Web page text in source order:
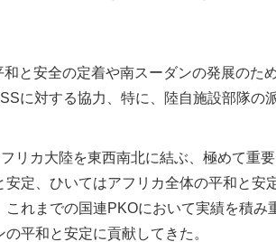
と安全の定着や南スーダンの発展のた
に対する協力、特に、陸自施設部隊の
リカ大陸を東西南北に結ぶ、極めて重
定、ひいてはアフリカ全体の平和と
れまでの国連PKOにおいて実績を積
平和と安定に貢献してきた。